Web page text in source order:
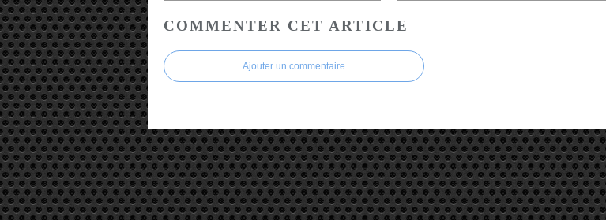
COMMENTER CET ARTICLE
Ajouter un commentaire